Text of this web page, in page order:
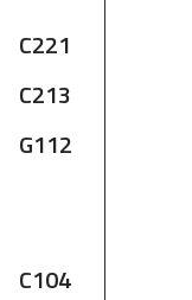
C221
C213
G112
C104